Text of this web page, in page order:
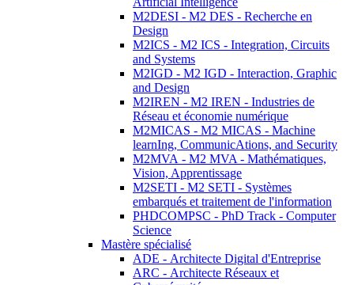
M2DESI - M2 DES - Recherche en
Design
M2ICS - M2 ICS - Integration, Circuits
and Systems
M2IGD - M2 IGD - Interaction, Graphic
and Design
M2IREN - M2 IREN - Industries de
Réseau et économie numérique
M2MICAS - M2 MICAS - Machine
learnIng, CommunicAtions, and Security
M2MVA - M2 MVA - Mathématiques,
Vision, Apprentissage
M2SETI - M2 SETI - Systèmes
embarqués et traitement de l'information
PHDCOMPSC - PhD Track - Computer
Science
Mastère spécialisé
ADE - Architecte Digital d'Entreprise
ARC - Architecte Réseaux et